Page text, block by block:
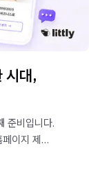
시대,
준비입니다.
이지 제작